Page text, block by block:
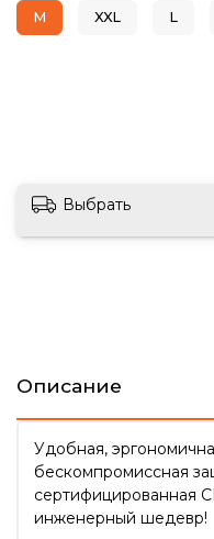
M XXL L
Выбрать
Описание
Удобная,
бескомпромиссная
сертифицированная
инженерный шедевр!